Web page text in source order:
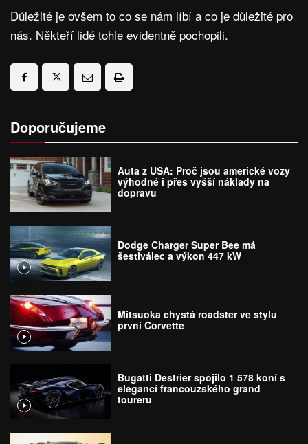
Důležité je ovšem to co se nám líbí a co je důležité pro
nás. Někteří lidé tohle evidentně pochopili.
Doporučujeme
Auta z USA: Proč jsou americké vozy
výhodné i přes vyšší náklady na
dopravu
Dodge Charger Super Bee má
šestiválec a výkon 447 kW
Mitsuoka chystá roadster ve stylu
první Corvette
Bugatti Destrier spojilo 1 578 koní s
elegancí francouzského grand
toureru